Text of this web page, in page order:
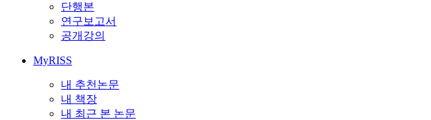
단행본
연구보고서
공개강의
MyRISS
내 추천논문
내 책장
내 최근 본 논문